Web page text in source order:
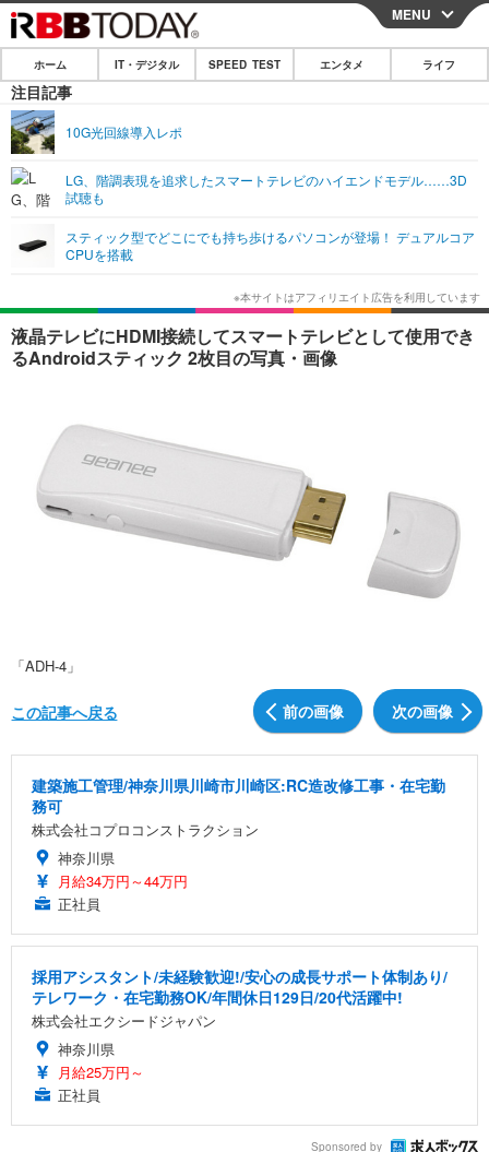
CLOSE
ホーム
IT・デジタル
ショッピング その他
エンタメ
エンタメTOP
韓国・芸能
音楽 スポーツ
ショッピング
ライフ
ライフTOP グルメ
ペット ショッピング
リリース一覧
プッシュ通知の停止方法
MENU
ホーム IT・デジタル SPEED TEST エンタメ ライフ
注目記事
10G光回線導入レポ
LG、階調表現を追求したスマートテレビのハイエンドモデル……3D
試聴も
スティック型でどこにでも持ち歩けるパソコンが登場！ デュアルコア
CPUを搭載
液晶テレビにHDMI接続してスマートテレビとして使用でき
るAndroidスティック 2枚目の写真・画像
「ADH-4」
前の画像 次の画像
この記事へ戻る
建築施工管理/神奈川県川崎市川崎区:RC造改修工事・在宅勤
務可
株式会社コプロコンストラクション
神奈川県
月給34万円～44万円
正社員
採用アシスタント/未経験歓迎!/安心の成長サポート体制あり/
テレワーク・在宅勤務OK/年間休日129日/20代活躍中!
株式会社エクシードジャパン
神奈川県
月給25万円～
正社員
Sponsored by